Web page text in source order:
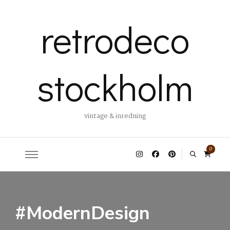
retrodeco
stockholm
vintage & inredning
0
#ModernDesign